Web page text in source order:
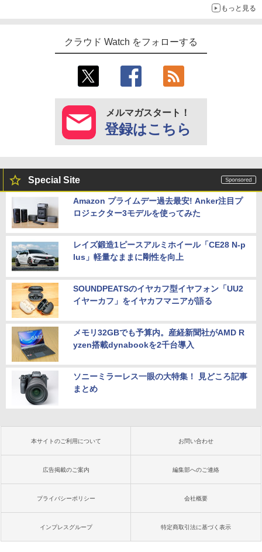
もっと見る
クラウド Watch をフォローする
メルマガスタート！
登録はこちら
Special Site
Amazon プライムデー過去最安! Anker注目プ
ロジェクター3モデルを使ってみた
レイズ鍛造1ピースアルミホイール「CE28 N-p
lus」軽量なままに剛性を向上
SOUNDPEATSのイヤカフ型イヤフォン「UU2
イヤーカフ」をイヤカフマニアが語る
メモリ32GBでも予算内。産経新聞社がAMD R
yzen搭載dynabookを2千台導入
ソニーミラーレス一眼の大特集！ 見どころ記事
まとめ
本サイトのご利用について お問い合わせ
広告掲載のご案内 編集部へのご連絡
プライバシーポリシー 会社概要
インプレスグループ 特定商取引法に基づく表示